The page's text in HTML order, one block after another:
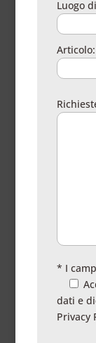
Luogo
Articolo:
* I
dati e
Privacy